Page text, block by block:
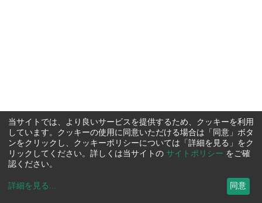
当サイトでは、より良いサービスを提供するため、クッキーを利用
しています。クッキーの使用に同意いただける場合は「同意」ボタ
ンをクリックし、クッキーポリシーについては「詳細を見る」をク
リックしてください。詳しくは当サイトの サイトポリシー をご確
認ください。
詳細を見る ... 同意